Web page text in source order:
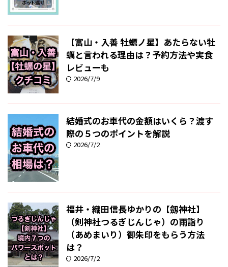
【富山・入善 牡蠣ノ星】あたらない牡
蠣と言われる理由は？予約方法や実食
レビューも
2026/7/9
結婚式のお車代の金額はいくら？渡す
際の５つのポイントを解説
2026/7/2
福井・織田信長ゆかりの【劔神社】
（剣神社つるぎじんじゃ）の雨詣り
（あめまいり）御朱印をもらう方法
は？
2026/7/2